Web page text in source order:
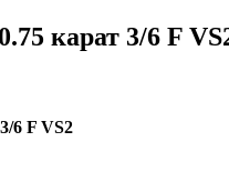
карат 3/6 F
6 F VS2